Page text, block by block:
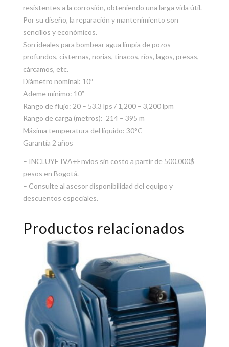
resistentes a la corrosión, obteniendo una larga vida útil.
Por su diseño, la reparación y mantenimiento son
sencillos y económicos.
Son ideales para bombear agua limpia de pozos
profundos, cisternas, norias, tinacos, ríos, lagos, presas,
cárcamos, etc.
Diámetro nominal: 10″
Ademe mínimo: 10”
Rango de flujo: 20 – 53.3 lps / 1,200 – 3,200 lpm
Rango de carga (metros): 214 – 395 m
Máxima temperatura del líquido: 30°C
Garantía 2 años
– INCLUYE IVA+Envíos sin costo a partir de 500.000$
pesos en Bogotá.
– Consulte al asesor disponibilidad del equipo y
descuentos especiales.
Productos relacionados